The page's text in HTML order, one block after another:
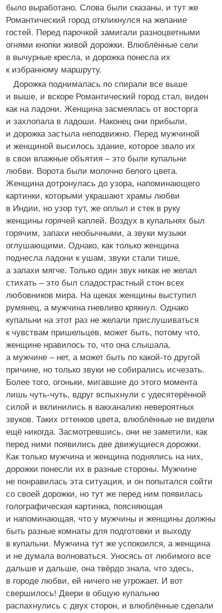
было выработано. Слова были сказаны, и тут же
Романтический город откликнулся на желание
гостей. Перед парочкой замигали разноцветными
огнями кнопки живой дорожки. Влюблённые сели
в вычурные кресла, и дорожка понесла их
к избранному маршруту.
Дорожка поднималась по спирали все выше
и выше, и вскоре Романтический город стал, виден
как на ладони. Женщина засмеялась от восторга
и захлопала в ладоши. Наконец они прибыли,
и дорожка застыла неподвижно. Перед мужчиной
и женщиной высилось здание, которое звало их
в свои влажные объятия – это были купальни
любви. Ворота были молочно белого цвета.
Женщина дотронулась до узора, напоминающего
картинки, которыми украшают храмы любви
в Индии, но узор тут, же оплыл и стек в руку
женщины горячей каплей. Воздух в купальнях был
горячим, запахи необычными, а звуки музыки
оглушающими. Однако, как только женщина
поднесла ладони к ушам, звуки стали тише,
а запахи мягче. Только один звук никак не желал
стихать – это был сладострастный стон всех
любовников мира. На щеках женщины выступил
румянец, а мужчина гневливо крякнул. Однако
купальни на этот раз не желали прислушиваться
к чувствам пришельцев, может быть, потому что,
женщине нравилось то, что она слышала,
а мужчине – нет, а может быть по какой-то другой
причине, но только звуки не собирались исчезать.
Более того, огоньки, мигавшие до этого момента
лишь чуть-чуть, вдруг вспыхнули с удесятерённой
силой и вклинились в вакханалию невероятных
звуков. Таких оттенков цвета, влюблённые не видели
ещё никогда. Засмотревшись, они не заметили, как
перед ними появились две движущиеся дорожки.
Как только мужчина и женщина поднялись на них,
дорожки понесли их в разные стороны. Мужчине
не понравилась эта ситуация, и он попытался сойти
со своей дорожки, но тут же перед ним появилась
голографическая картинка, поясняющая
и напоминающая, что у мужчины и женщины должны
быть разные комнаты для подготовки и выходу
в купальни. Мужчина тут же успокоился, а женщина
и не думала волноваться. Уносясь от любимого все
дальше и дальше, она твёрдо знала, что здесь,
в городе любви, ей ничего не угрожает. И вот
свершилось! Двери в общую купальню
распахнулись с двух сторон, и влюблённые сделали